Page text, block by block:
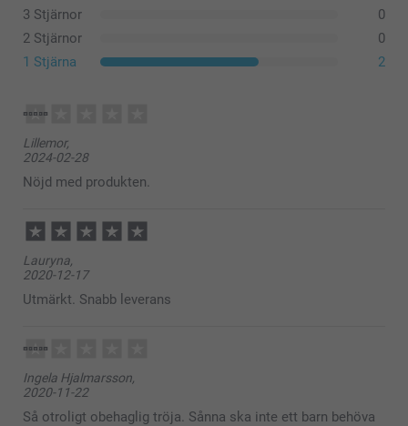
Tvätta:
Torktumla:
Stryka:
Kemtvätt:
L
3 Stjärnor
0
2 Stjärnor
0
1 Stjärna
2
Lillemor,
2024-02-28
Nöjd med produkten.
Lauryna,
2020-12-17
Utmärkt. Snabb leverans
Ingela Hjalmarsson,
2020-11-22
Så otroligt obehaglig tröja. Sånna ska inte ett barn behöva